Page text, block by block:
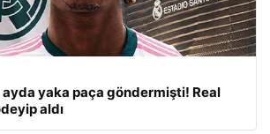
ayda yaka paça göndermişti! Real
aldı